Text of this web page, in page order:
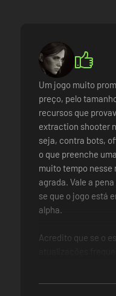
Um jogo muito
preço, pelo
recursos que
extraction shooter
seja, contra bots,
o que preenche
muito tempo nesse
agrada. Vale a
se que o jogo está
alpha.
Acredito que se o
bom de jogar, no